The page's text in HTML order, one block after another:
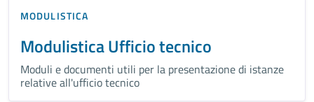
MODULISTICA
Modulistica Ufficio tecnico
Moduli e documenti utili per la presentazione di istanze
relative all'ufficio tecnico